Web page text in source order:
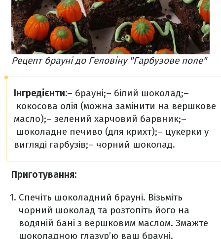
Рецепт брауні до Геловіну "Гарбузове поле"
Інгредієнти:– брауні;– білий шоколад;–
кокосова олія (можна замінити на вершкове
масло);– зелений харчовий барвник;–
шоколадне печиво (для крихт);– цукерки у
вигляді гарбузів;– чорний шоколад.
Приготування:
Спечіть шоколадний брауні. Візьміть
чорний шоколад та розтопіть його на
водяній бані з вершковим маслом. Змажте
шоколадною глазур’ю ваш брауні.